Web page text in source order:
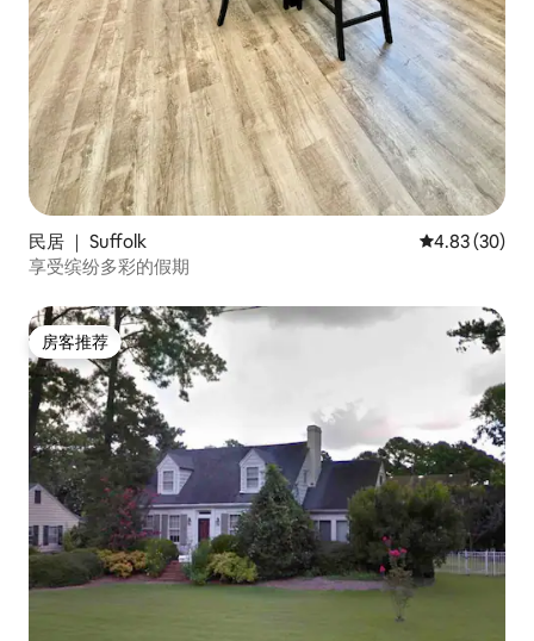
民居 ｜ Suffolk 平均评分
4.83 (30)
享受缤纷多彩的假期
房客推荐
房客推荐